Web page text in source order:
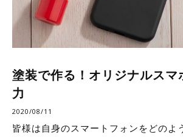
塗装で作る！オリジナルスマ
力
2020/08/11
皆様は自身のスマートフォンをどのよ